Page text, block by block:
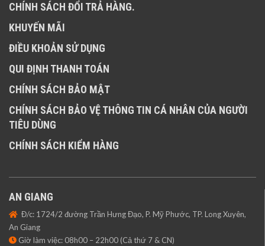
CHÍNH SÁCH ĐỔI TRẢ HÀNG.
KHUYẾN MÃI
ĐIỀU KHOẢN SỬ DỤNG
QUI ĐỊNH THANH TOÁN
CHÍNH SÁCH BẢO MẬT
CHÍNH SÁCH BẢO VỆ THÔNG TIN CÁ NHÂN CỦA NGƯỜI
TIÊU DÙNG
CHÍNH SÁCH KIỂM HÀNG
AN GIANG
Đ/c: 1724/2 đường Trần Hưng Đạo, P. Mỹ Phước, TP. Long Xuyên,
An Giang
Giờ làm việc: 08h00 – 22h00 (Cả thứ 7 & CN)